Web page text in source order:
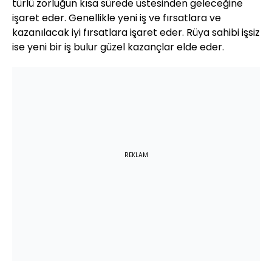
türlü zorluğun kısa sürede üstesinden geleceğine
işaret eder. Genellikle yeni iş ve fırsatlara ve
kazanılacak iyi fırsatlara işaret eder. Rüya sahibi işsiz
ise yeni bir iş bulur güzel kazançlar elde eder.
REKLAM